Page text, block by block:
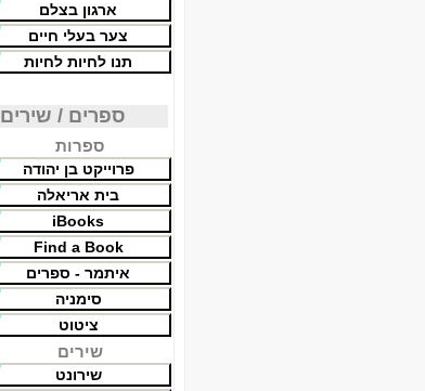
ארגון בצלם
צער בעלי חיים
תנו לחיות לחיות
ספרים / שירים
ספרות
פרוייקט בן יהודה
בית אריאלה
iBooks
Find a Book
איתמר - ספרים
סימניה
ציטוט
שירים
שירונט